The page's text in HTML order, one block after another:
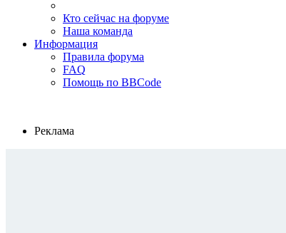
Кто сейчас на форуме
Наша команда
Информация
Правила форума
FAQ
Помощь по BBCode
Реклама